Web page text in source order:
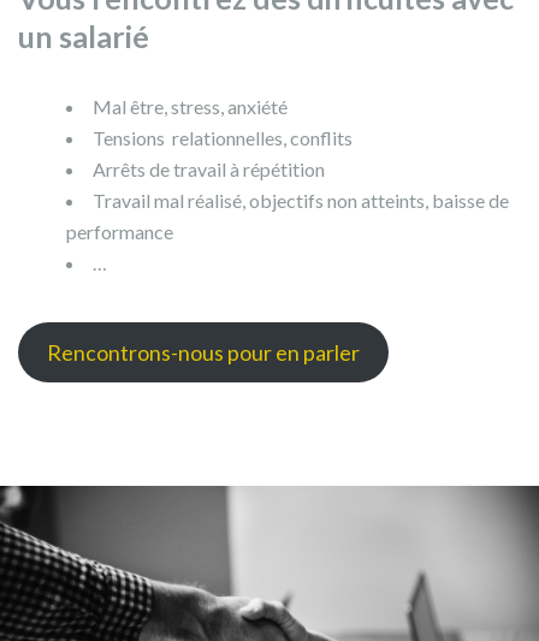
un salarié
Mal être, stress, anxiété
Tensions relationnelles, conflits
Arrêts de travail à répétition
Travail mal réalisé, objectifs non atteints, baisse de
performance
…
Rencontrons-nous pour en parler